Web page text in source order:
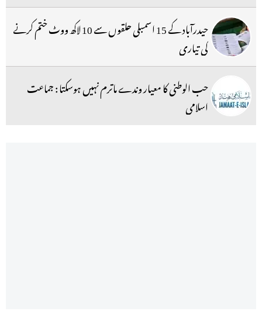
حیدرآباد کے 15 اسمبلی حلقوں سے 10 لاکھ ووٹ ختم کرنے
کی تیاری
حب الوطنی کا معیار وندے ماترم نہیں ہوسکتا : جماعت
اسلامی